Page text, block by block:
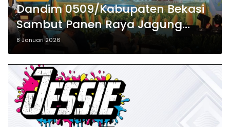
Dandim 0509/Kabupaten Bekasi
Sambut Panen Raya Jagung
Serentak Kuartal IV 2025
8 Januari 2026